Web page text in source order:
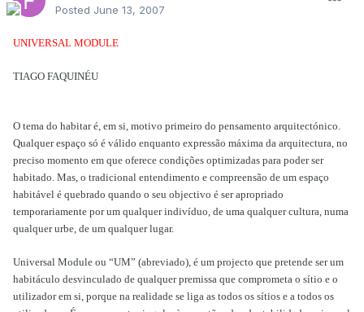
Posted June 13, 2007
UNIVERSAL MODULE
TIAGO FAQUINÉU
O tema do habitar é, em si, motivo primeiro do pensamento arquitectónico.
Qualquer espaço só é válido enquanto expressão máxima da arquitectura, no
preciso momento em que oferece condições optimizadas para poder ser
habitado. Mas, o tradicional entendimento e compreensão de um espaço
habitável é quebrado quando o seu objectivo é ser apropriado
temporariamente por um qualquer indivíduo, de uma qualquer cultura, numa
qualquer urbe, de um qualquer lugar.
Universal Module ou “UM” (abreviado), é um projecto que pretende ser um
habitáculo desvinculado de qualquer premissa que comprometa o sítio e o
utilizador em si, porque na realidade se liga as todos os sítios e a todos os